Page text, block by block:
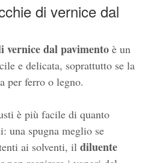
di vernice dal
vernice dal pavimento è un
e delicata, soprattutto se la
per ferro o legno.
è più facile di quanto
una spugna meglio se
ai solventi, il diluente